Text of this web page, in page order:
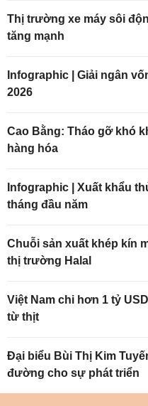
Thị trường xe máy sôi
tăng mạnh
Infographic | Giải ngân
2026
Cao Bằng: Tháo gỡ khó
hàng hóa
Infographic | Xuất khẩu
tháng đầu năm
Chuỗi sản xuất khép kín
thị trường Halal
Việt Nam chi hơn 1 tỷ
từ thịt
Đại biểu Bùi Thị Kim
đường cho sự phát triển